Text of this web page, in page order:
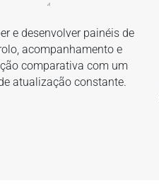
e desenvolver painéis de
acompanhamento e
comparativa com um
atualização constante.